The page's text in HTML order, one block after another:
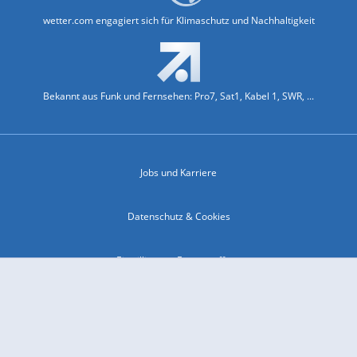
wetter.com engagiert sich für Klimaschutz und Nachhaltigkeit
Bekannt aus Funk und Fernsehen: Pro7, Sat1, Kabel 1, SWR, ...
Jobs und Karriere
Datenschutz & Cookies
Einwilligungs-Fenster öffnen